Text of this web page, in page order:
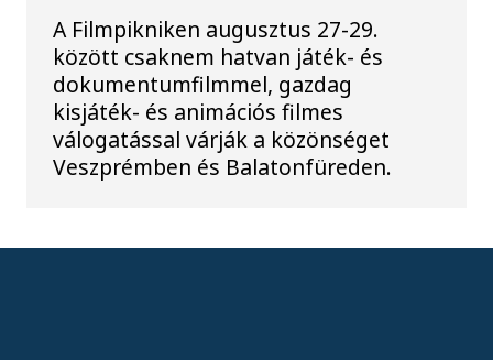
A Filmpikniken augusztus 27-29.
között csaknem hatvan játék- és
dokumentumfilmmel, gazdag
kisjáték- és animációs filmes
válogatással várják a közönséget
Veszprémben és Balatonfüreden.